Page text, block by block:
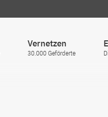
Vernetzen
30.000 Geförderte